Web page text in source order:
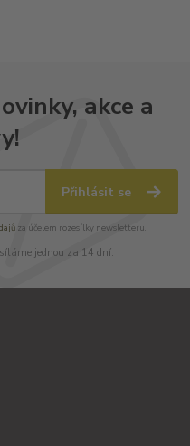
akce a
Přihlásit se
za účelem rozesílky newsletteru.
jednou za 14 dní.